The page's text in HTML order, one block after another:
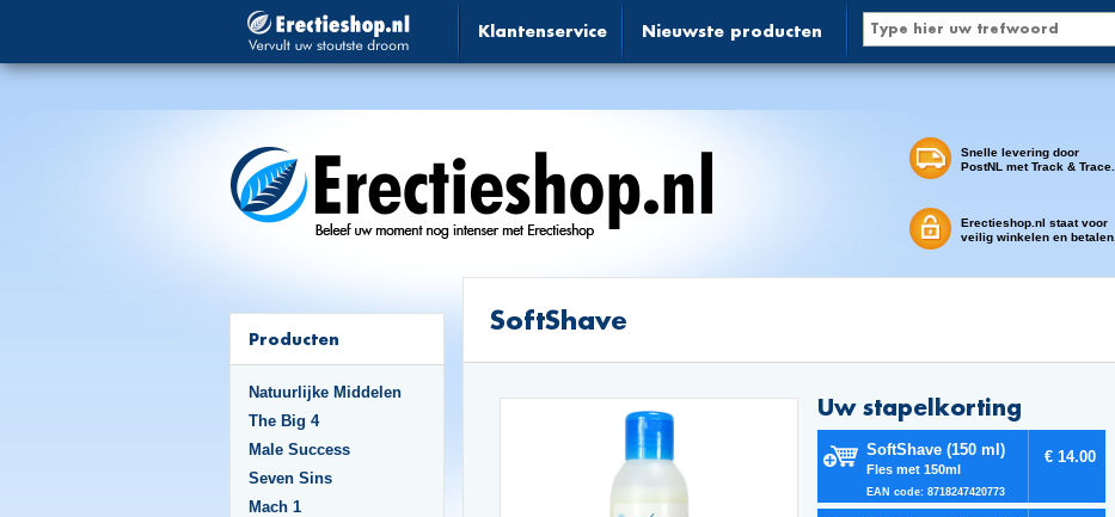
Klantenservice Nieuwste producten
Snelle levering door
PostNL met Track & Trace.
Erectieshop.nl staat voor
veilig winkelen en betalen.
Producten
Natuurlijke Middelen
The Big 4
Male Success
Seven Sins
Mach 1
SoftShave
Uw stapelkorting
SoftShave (150 ml)
Fles met 150ml
EAN code: 8718247420773
€ 14.00